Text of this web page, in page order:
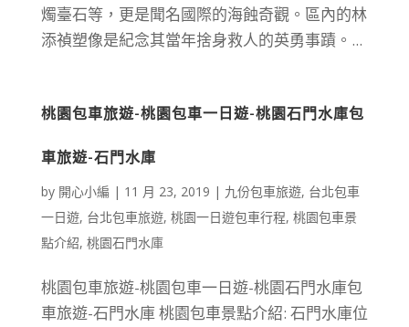
燭臺石等，更是聞名國際的海蝕奇觀。區內的林
添禎塑像是紀念其當年捨身救人的英勇事蹟。...
桃園包車旅遊-桃園包車一日遊-桃園石門水庫包
車旅遊-石門水庫
by 開心小編 | 11 月 23, 2019 | 九份包車旅遊, 台北包車
一日遊, 台北包車旅遊, 桃園一日遊包車行程, 桃園包車景
點介紹, 桃園石門水庫
桃園包車旅遊-桃園包車一日遊-桃園石門水庫包
車旅遊-石門水庫 桃園包車景點介紹: 石門水庫位